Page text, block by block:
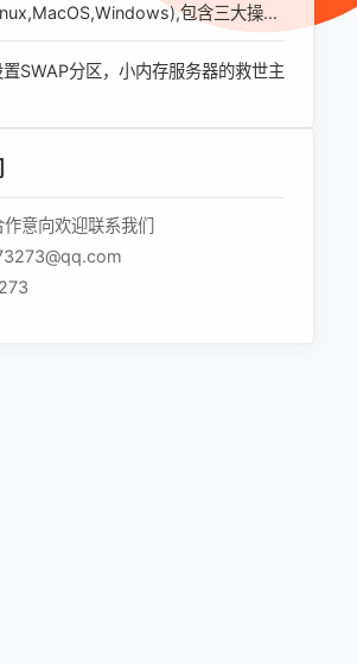
包含三大操作
SWAP分区，小内存服务器的救世主
意向欢迎联系我们